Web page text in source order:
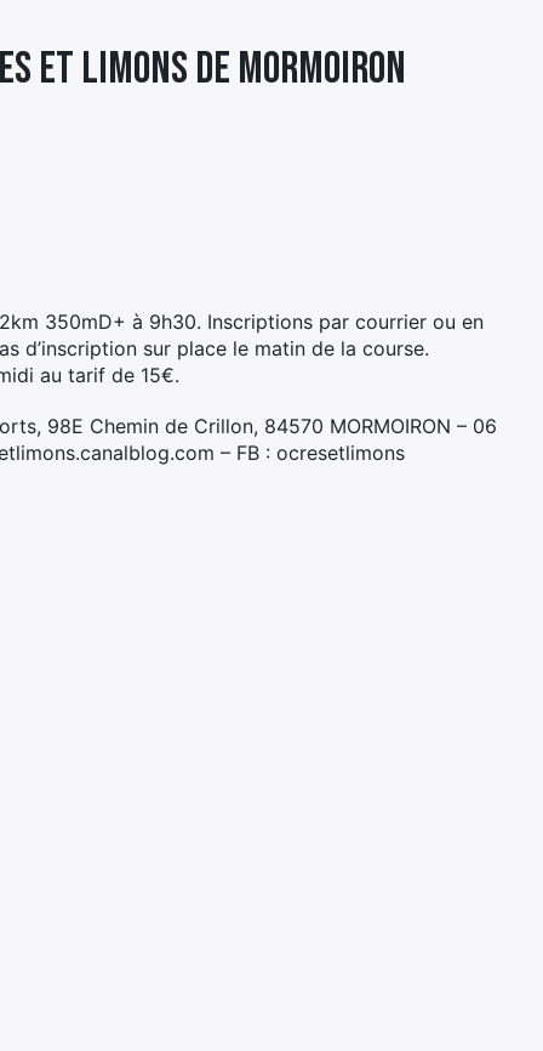
ET LIMONS DE MORMOIRON
350mD+ à 9h30. Inscriptions par courrier ou en
d’inscription sur place le matin de la course.
au tarif de 15€.
98E Chemin de Crillon, 84570 MORMOIRON – 06
– FB : ocresetlimons